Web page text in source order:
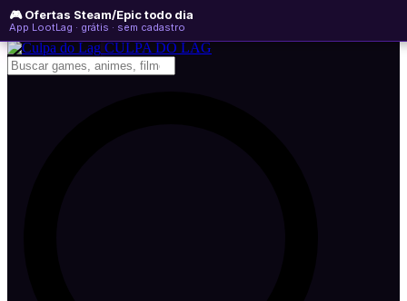
🎮 Ofertas Steam/Epic todo dia
App LootLag · grátis · sem cadastro
sábado, 08 de agosto de 2026 WhatsApp
Newsletter
CULPA DO LAG